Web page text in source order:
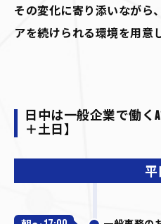
その変化に寄り添いながら
アを続けられる環境を用意
日中は一般企業で働く
＋土日】
平